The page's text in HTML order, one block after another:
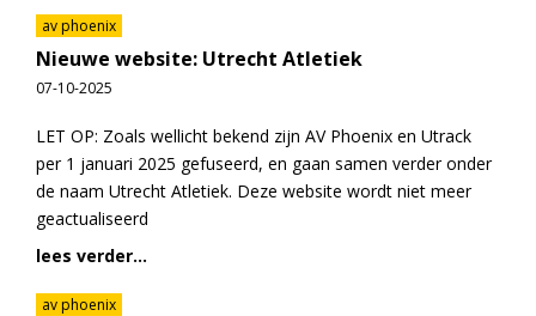
av phoenix
Nieuwe website: Utrecht Atletiek
07-10-2025
LET OP: Zoals wellicht bekend zijn AV Phoenix en Utrack
per 1 januari 2025 gefuseerd, en gaan samen verder onder
de naam Utrecht Atletiek. Deze website wordt niet meer
geactualiseerd
lees verder...
av phoenix